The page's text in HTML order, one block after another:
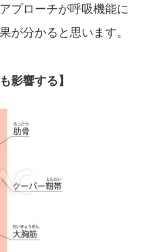
プローチが呼吸機能に
が分かると思います。
影響する】